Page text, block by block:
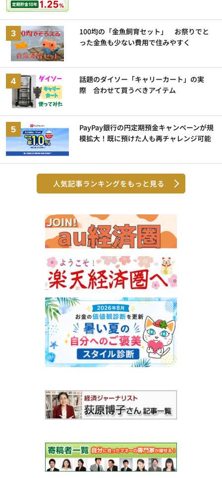
100均の「金魚飼育セット」 お祭りでと
った金魚も少ない費用で住みやすく
話題のダイソー「キャリーカート」の実
際 合わせて買うべきアイテム
PayPay銀行の円定期預金キャンペーンが規
模拡大！既に預けた人も再チャレンジ可能
人気記事ランキングをもっと見る